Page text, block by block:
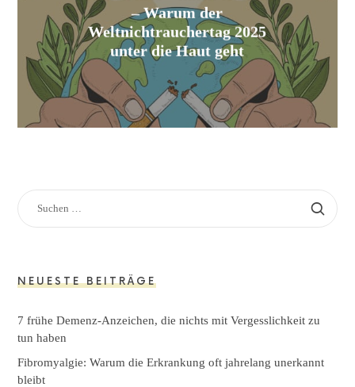
– Warum der
Weltnichtrauchertag 2025
unter die Haut geht
NEUESTE BEITRÄGE
7 frühe Demenz-Anzeichen, die nichts mit Vergesslichkeit zu
tun haben
Fibromyalgie: Warum die Erkrankung oft jahrelang unerkannt
bleibt